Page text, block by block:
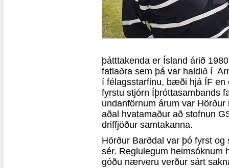
þátttakenda er Ísland árið
fatlaðra sem þá var haldið í
í félagsstarfinu, bæði hjá ÍF en
fyrstu stjórn Íþróttasambands
undanförnum árum var
aðal hvatamaður að stofnun
driffjöður samtakanna.
Hörður Barðdal var þó fyrst
sér. Reglulegum heimsóknum
góðu nærveru verður sárt